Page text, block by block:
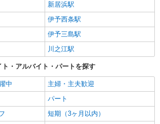
新居浜駅
伊予西条駅
伊予三島駅
川之江駅
・アルバイト・パートを探す
中
主婦・主夫歓迎
パート
短期（3ヶ月以内）